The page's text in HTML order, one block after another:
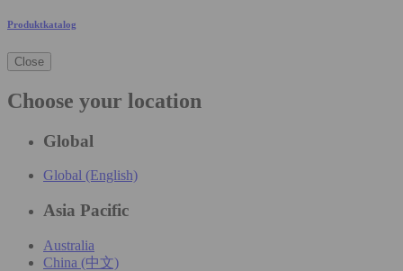
Produktkatalog
Close
Choose your location
Global
Global (English)
Asia Pacific
Australia
China (中文)